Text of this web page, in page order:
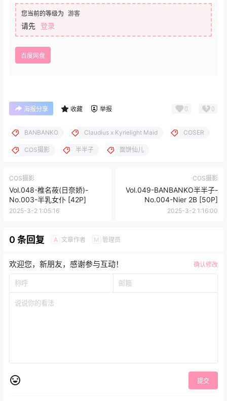
您当前的等级为 游客
请先 登录
百度网盘
海报分享 收藏 举报 0 0
BANBANKO Claudius x Kyrielight Maid COSER
COS摄影 半半子 面饼仙儿
COS摄影
Vol.048-椎名莜(日奈娇)-
No.003-半乳女仆 [42P]
2025-3-2 1:05:16
COS摄影
Vol.049-BANBANKO半半子-
No.004-Nier 2B [50P]
2025-3-2 1:16:00
0 条回复 A 文章作者 M 管理员
欢迎您，新朋友，感谢参与互动！ 确认修改
提交